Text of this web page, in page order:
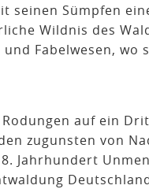
seinen Sümpfen
Wildnis des
Fabelwesen,
auf ein
zugunsten von
Jahrhundert